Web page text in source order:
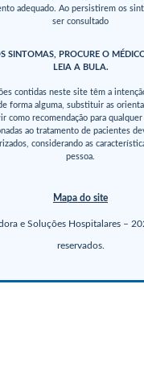
adequado. Ao persistirem os
ser consultado
SINTOMAS, PROCURE O
LEIA A BULA.
contidas neste site têm a
forma alguma, substituir as
como recomendação para
ao tratamento de pacientes
considerando as
pessoa.
Mapa do site
e Soluções Hospitalares –
reservados.